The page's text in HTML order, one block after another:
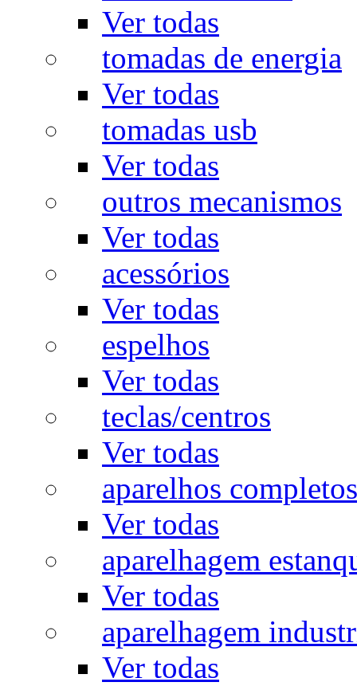
Ver todas
tomadas de energia
Ver todas
tomadas usb
Ver todas
outros mecanismos
Ver todas
acessórios
Ver todas
espelhos
Ver todas
teclas/centros
Ver todas
aparelhos completos
Ver todas
aparelhagem
Ver todas
aparelhagem
Ver todas